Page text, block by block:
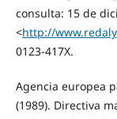
consulta: 15 de
<http://
0123-417X.
Agencia europea
(1989). Directiva